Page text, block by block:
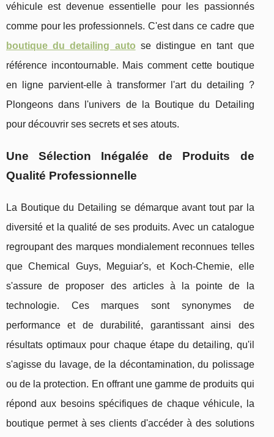
véhicule est devenue essentielle pour les passionnés
comme pour les professionnels. C'est dans ce cadre que
boutique du detailing auto se distingue en tant que
référence incontournable. Mais comment cette boutique
en ligne parvient-elle à transformer l'art du detailing ?
Plongeons dans l'univers de la Boutique du Detailing
pour découvrir ses secrets et ses atouts.
Une Sélection Inégalée de Produits de
Qualité Professionnelle
La Boutique du Detailing se démarque avant tout par la
diversité et la qualité de ses produits. Avec un catalogue
regroupant des marques mondialement reconnues telles
que Chemical Guys, Meguiar's, et Koch-Chemie, elle
s'assure de proposer des articles à la pointe de la
technologie. Ces marques sont synonymes de
performance et de durabilité, garantissant ainsi des
résultats optimaux pour chaque étape du detailing, qu'il
s'agisse du lavage, de la décontamination, du polissage
ou de la protection. En offrant une gamme de produits qui
répond aux besoins spécifiques de chaque véhicule, la
boutique permet à ses clients d'accéder à des solutions